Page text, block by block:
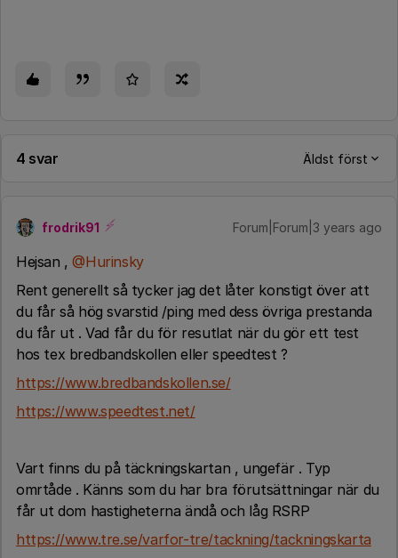
4 svar Äldst först
frodrik91 Forum|Forum|3 years ago
Hejsan ,@Hurinsky
Rent generellt så tycker jag det låter konstigt över att
du får så hög svarstid /ping med dess övriga prestanda
du får ut . Vad får du för resutlat när du gör ett test
hos tex bredbandskollen eller speedtest ?
https://www.bredbandskollen.se/
https://www.speedtest.net/
Vart finns du på täckningskartan , ungefär . Typ
omrtåde . Känns som du har bra förutsättningar när du
får ut dom hastigheterna ändå och låg RSRP
https://www.tre.se/varfor-tre/tackning/tackningskarta